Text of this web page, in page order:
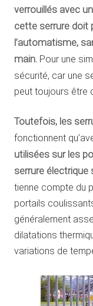
verrouillés avec
cette serrure doit
l’automatisme,
main. Pour une
sécurité, car une
peut toujours être
Toutefois, les
fonctionnent
utilisées sur les
serrure
tienne compte du
portails
généralement
dilatations
variations de